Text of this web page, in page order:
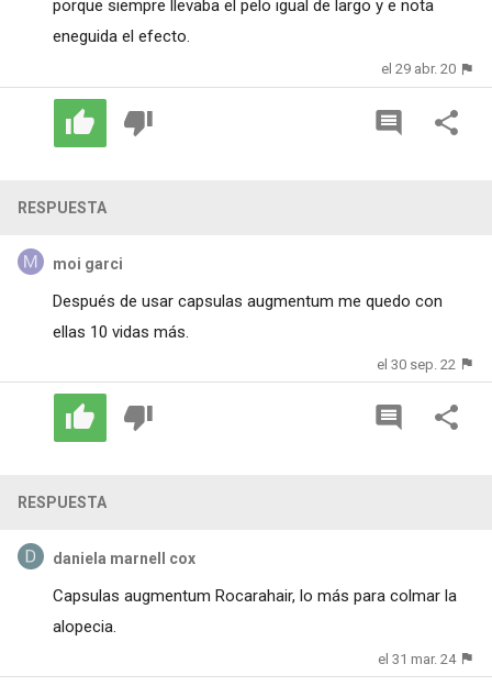
porque siempre llevaba el pelo igual de largo y e nota
eneguida el efecto.
el 29 abr. 20
RESPUESTA
moi garci
Después de usar capsulas augmentum me quedo con
ellas 10 vidas más.
el 30 sep. 22
RESPUESTA
daniela marnell cox
Capsulas augmentum Rocarahair, lo más para colmar la
alopecia.
el 31 mar. 24